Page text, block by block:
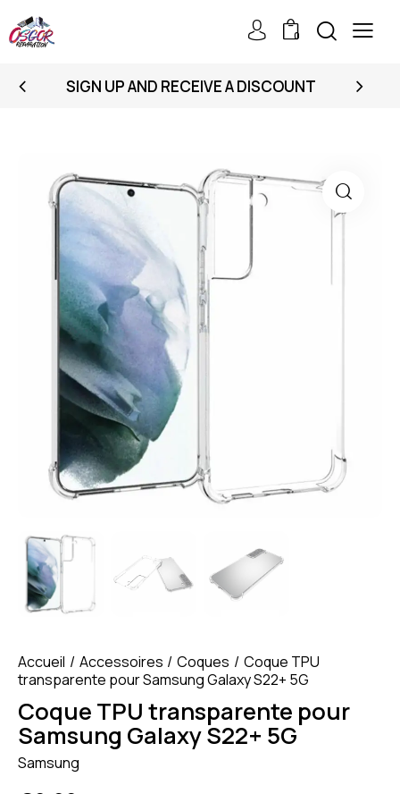
0
SIGN UP AND RECEIVE A DISCOUNT
Accueil Accessoires Coques
Coque TPU
transparente pour Samsung Galaxy S22+ 5G
Coque TPU transparente pour
Samsung Galaxy S22+ 5G
Samsung